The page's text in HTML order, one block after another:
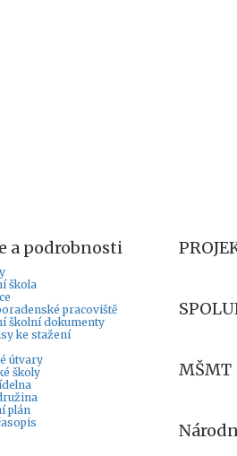
a podrobnosti
škola
pracoviště
školní dokumenty
ke stažení
útvary
školy
plán
MŠMT